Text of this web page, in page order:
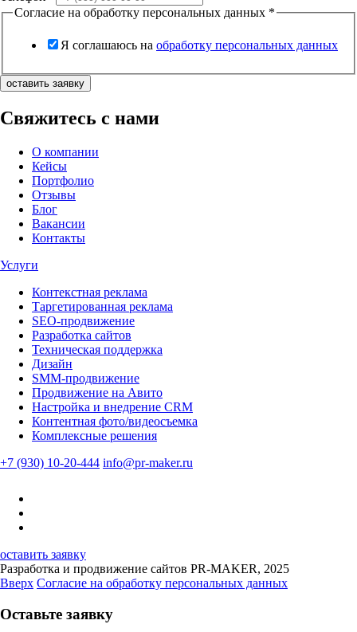
Согласие на обработку персональных данных *
Я соглашаюсь на обработку персональных данных
оставить заявку
Свяжитесь с нами
О компании
Кейсы
Портфолио
Отзывы
Блог
Вакансии
Контакты
Услуги
Контекстная реклама
Таргетированная реклама
SEO-продвижение
Разработка сайтов
Техническая поддержка
Дизайн
SMM-продвижение
Продвижение на Авито
Настройка и внедрение CRM
Контентная фото/видеосъемка
Комплексные решения
+7 (930) 10-20-444 info@pr-maker.ru
оставить заявку
Разработка и продвижение сайтов PR-MAKER, 2025
Вверх Согласие на обработку персональных данных
Оставьте заявку